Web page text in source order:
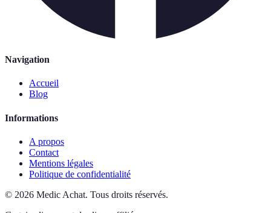
Navigation
Accueil
Blog
Informations
A propos
Contact
Mentions légales
Politique de confidentialité
© 2026 Medic Achat. Tous droits réservés.